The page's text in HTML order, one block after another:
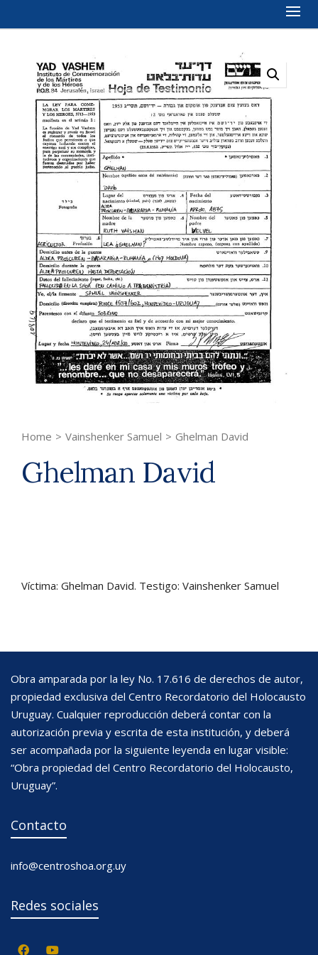
Home > Vainshenker Samuel > Ghelman David
Ghelman David
Víctima: Ghelman David. Testigo: Vainshenker Samuel
Obra amparada por la ley No. 17.616 de derechos de autor,
propiedad exclusiva del Centro Recordatorio del Holocausto
Uruguay. Cualquier reproducción deberá contar con la
autorización previa y escrita de esta institución, y deberá
ser acompañada por la siguiente leyenda en lugar visible:
“Obra propiedad del Centro Recordatorio del Holocausto,
Uruguay”.
Contacto
info@centroshoa.org.uy
Redes sociales